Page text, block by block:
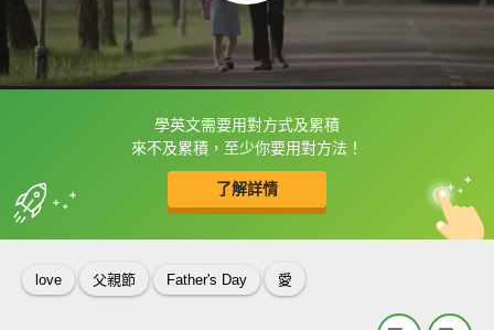
學英文需要用對方式及累積
來不及累積，至少你要用對方法！
了解詳情
框選或點兩下字幕可以直接查字典喔！
收錄佳句 中
英
love 父親節 Father's Day 愛